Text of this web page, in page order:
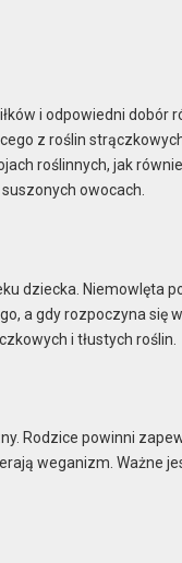
i odpowiedni dobór
z roślin
roślinnych, jak
owocach.
dziecka. Niemowlęta
a gdy rozpoczyna się
i tłustych roślin.
Rodzice powinni
weganizm. Ważne